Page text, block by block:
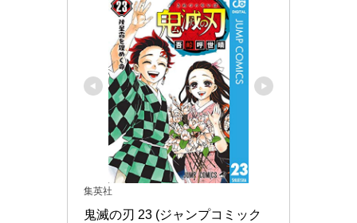
集英社
鬼滅の刃 23 (ジャンプコミック